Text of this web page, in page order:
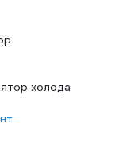
холода